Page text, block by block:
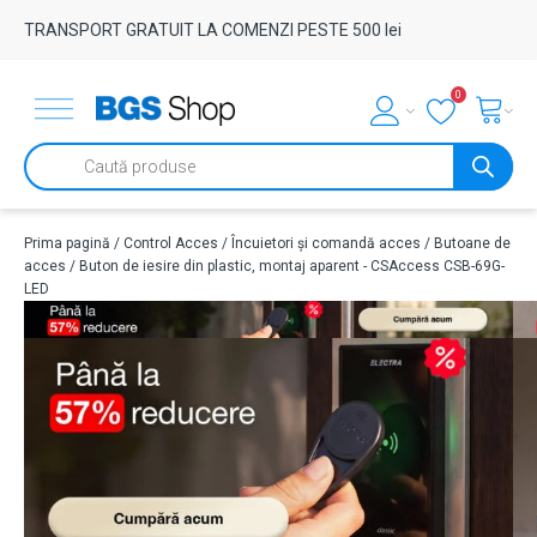
TRANSPORT GRATUIT LA COMENZI PESTE 500 lei
0
Products
search
Prima pagină / Control Acces / Încuietori și comandă acces / Butoane de
acces / Buton de iesire din plastic, montaj aparent - CSAccess CSB-69G-
LED